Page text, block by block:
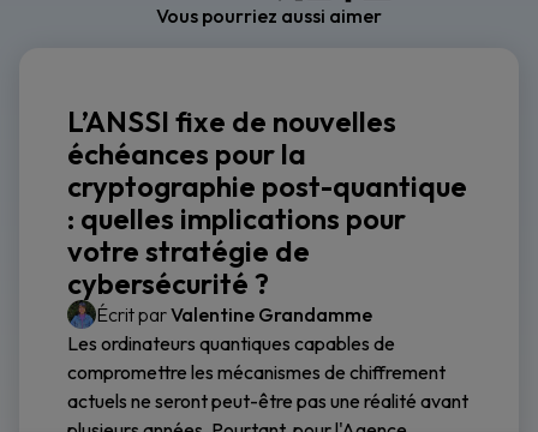
Vous pourriez aussi aimer
L’ANSSI fixe de nouvelles
échéances pour la
cryptographie post-quantique
: quelles implications pour
votre stratégie de
cybersécurité ?
Écrit parValentine Grandamme
Les ordinateurs quantiques capables de
compromettre les mécanismes de chiffrement
actuels ne seront peut-être pas une réalité avant